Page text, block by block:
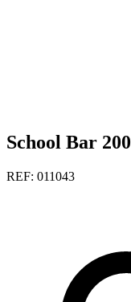
School Bar 200
REF: 011043